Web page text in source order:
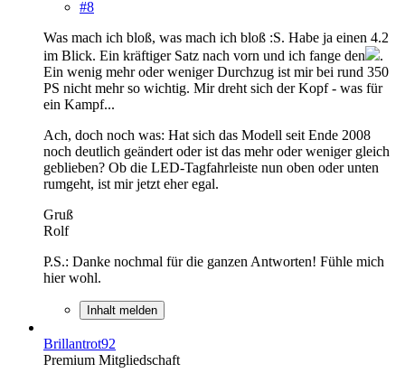
#8
Was mach ich bloß, was mach ich bloß :S. Habe ja einen 4.2
im Blick. Ein kräftiger Satz nach vorn und ich fange den
.
Ein wenig mehr oder weniger Durchzug ist mir bei rund 350
PS nicht mehr so wichtig. Mir dreht sich der Kopf - was für
ein Kampf...
Ach, doch noch was: Hat sich das Modell seit Ende 2008
noch deutlich geändert oder ist das mehr oder weniger gleich
geblieben? Ob die LED-Tagfahrleiste nun oben oder unten
rumgeht, ist mir jetzt eher egal.
Gruß
Rolf
P.S.: Danke nochmal für die ganzen Antworten! Fühle mich
hier wohl.
Inhalt melden
Brillantrot92
Premium Mitgliedschaft